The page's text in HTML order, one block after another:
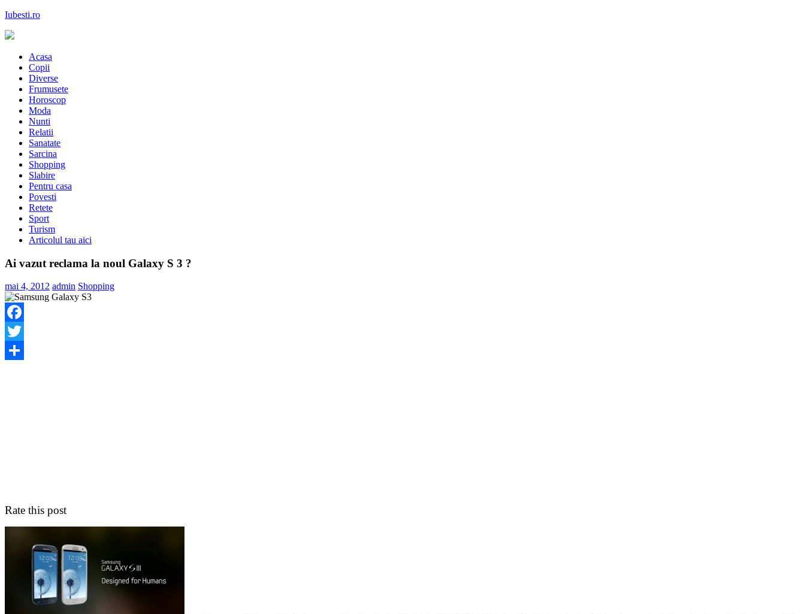
Skip
content
Iubesti.ro
Acasa
Copii
Diverse
Frumusete
Horoscop
Moda
Nunti
Relatii
Sanatate
Sarcina
Shopping
Slabire
Pentru casa
Povesti
Retete
Sport
Turism
Articolul tau aici
Ai vazut reclama la noul Galaxy S 3 ?
mai 4, 2012 admin Shopping
Facebook
Twitter
Rate this post